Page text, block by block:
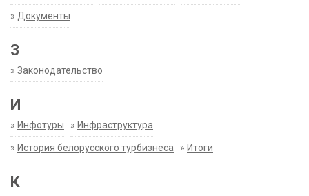
» Документы
З
» Законодательство
И
» Инфотуры » Инфраструктура
» История белорусского турбизнеса » Итоги
К